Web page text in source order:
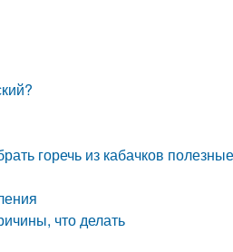
горечь из кабачков
что делать